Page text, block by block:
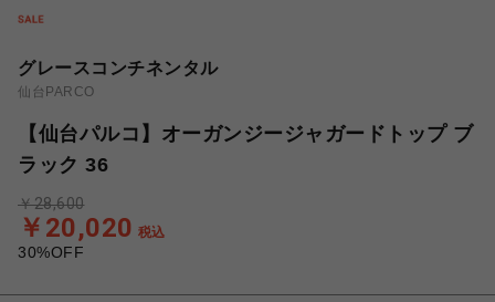
グレースコンチネンタル
仙台PARCO
【仙台パルコ】オーガンジージャガードトップ ブ
ラック 36
30%OFF
￥20,020 税込
￥28,600